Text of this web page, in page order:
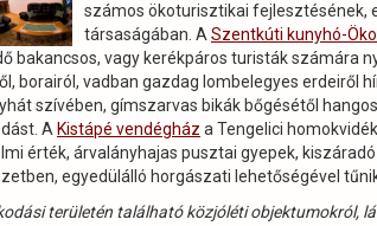
számos ökoturisztikai fejlesztésének,
társaságában. A Szentkúti kunyhó-
bakancsos, vagy kerékpáros turisták számára
borairól, vadban gazdag lombelegyes erdeiről
szívében, gímszarvas bikák bőgésétől
A Kistápé vendégház a Tengelici
érték, árvalányhajas pusztai gyepek,
egyedülálló horgászati lehetőségével
területén található közjóléti objektumokról,